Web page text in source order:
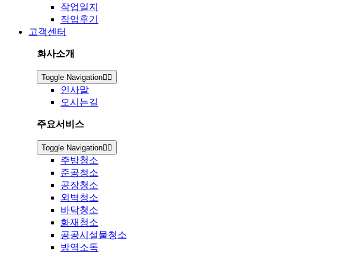
작업일지
작업후기
고객센터
회사소개
Toggle Navigation
인사말
오시는길
주요서비스
Toggle Navigation
주방청소
준공청소
공장청소
외벽청소
바닥청소
화재청소
공공시설물청소
방역소독